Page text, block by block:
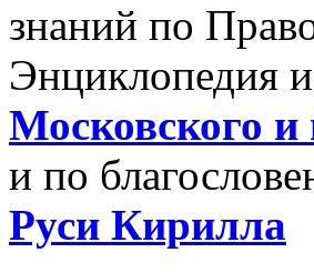
знаний по
Энциклопедия
Московского
и по
Руси Кирилла